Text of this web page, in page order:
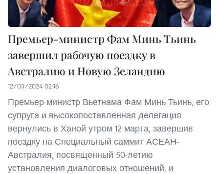
Премьер-министр Фам Минь Тьинь
завершил рабочую поездку в
Австралию и Новую Зеландию
12/03/2024 02:16
Премьер-министр Вьетнама Фам Минь Тьинь, его
супруга и высокопоставленная делегация
вернулись в Ханой утром 12 марта, завершив
поездку на Специальный саммит АСЕАН-
Австралия, посвященный 50-летию
установления диалоговых отношений, и